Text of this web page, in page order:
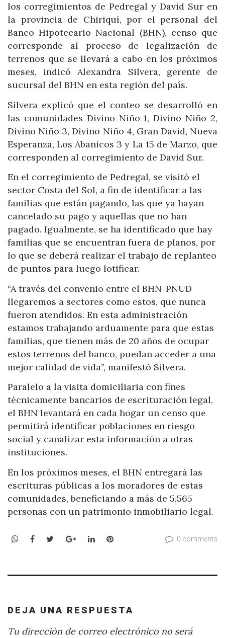
los corregimientos de Pedregal y David Sur en
la provincia de Chiriquí, por el personal del
Banco Hipotecario Nacional (BHN), censo que
corresponde al proceso de legalización de
terrenos que se llevará a cabo en los próximos
meses, indicó Alexandra Silvera, gerente de
sucursal del BHN en esta región del país.
Silvera explicó que el conteo se desarrolló en
las comunidades Divino Niño 1, Divino Niño 2,
Divino Niño 3, Divino Niño 4, Gran David, Nueva
Esperanza, Los Abanicos 3 y La 15 de Marzo, que
corresponden al corregimiento de David Sur.
En el corregimiento de Pedregal, se visitó el
sector Costa del Sol, a fin de identificar a las
familias que están pagando, las que ya hayan
cancelado su pago y aquellas que no han
pagado. Igualmente, se ha identificado que hay
familias que se encuentran fuera de planos, por
lo que se deberá realizar el trabajo de replanteo
de puntos para luego lotificar.
“A través del convenio entre el BHN-PNUD
llegaremos a sectores como estos, que nunca
fueron atendidos. En esta administración
estamos trabajando arduamente para que estas
familias, que tienen más de 20 años de ocupar
estos terrenos del banco, puedan acceder a una
mejor calidad de vida”, manifestó Silvera.
Paralelo a la visita domiciliaria con fines
técnicamente bancarios de escrituración legal,
el BHN levantará en cada hogar un censo que
permitirá identificar poblaciones en riesgo
social y canalizar esta información a otras
instituciones.
En los próximos meses, el BHN entregará las
escrituras públicas a los moradores de estas
comunidades, beneficiando a más de 5,565
personas con un patrimonio inmobiliario legal.
WhatsApp
Facebook
TwitterGoogle+LinkedInPinterest 0 comments
DEJA UNA RESPUESTA
Tu dirección de correo electrónico no será